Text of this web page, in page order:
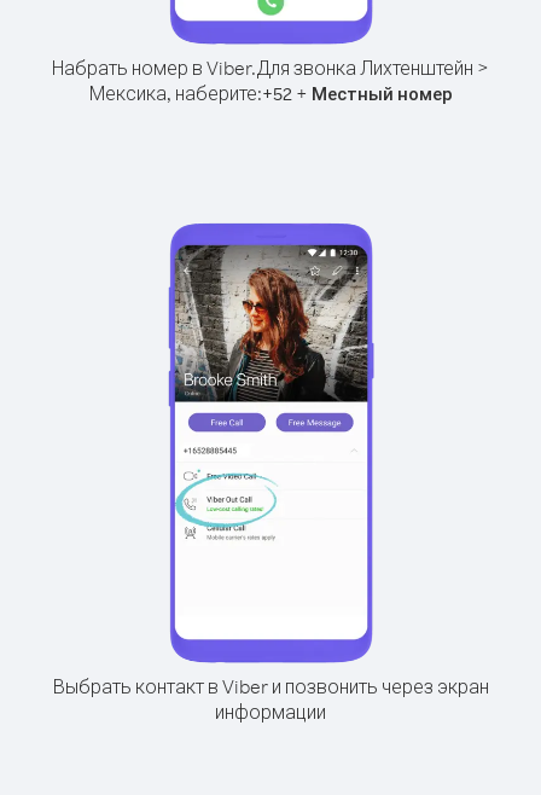
Набрать номер в Viber.Для звонка Лихтенштейн >
Мексика, наберите:+52+ Местный номер
Выбрать контакт в Viber и позвонить через экран
информации